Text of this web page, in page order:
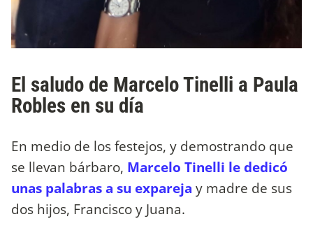
El saludo de Marcelo Tinelli a Paula
Robles en su día
En medio de los festejos, y demostrando que
se llevan bárbaro, Marcelo Tinelli le dedicó
unas palabras a su expareja y madre de sus
dos hijos, Francisco y Juana.